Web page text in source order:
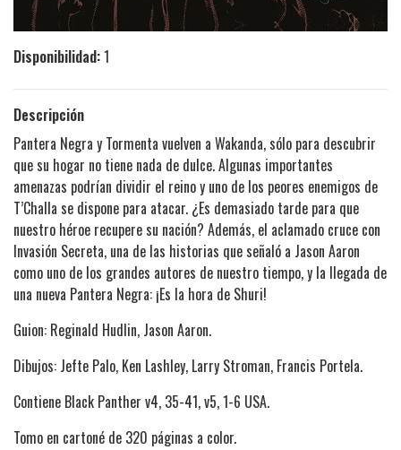
Disponibilidad:1
Descripción
Pantera Negra y Tormenta vuelven a Wakanda, sólo para descubrir
que su hogar no tiene nada de dulce. Algunas importantes
amenazas podrían dividir el reino y uno de los peores enemigos de
T’Challa se dispone para atacar. ¿Es demasiado tarde para que
nuestro héroe recupere su nación? Además, el aclamado cruce con
Invasión Secreta, una de las historias que señaló a Jason Aaron
como uno de los grandes autores de nuestro tiempo, y la llegada de
una nueva Pantera Negra: ¡Es la hora de Shuri!
Guion: Reginald Hudlin, Jason Aaron.
Dibujos: Jefte Palo, Ken Lashley, Larry Stroman, Francis Portela.
Contiene Black Panther v4, 35-41, v5, 1-6 USA.
Tomo en cartoné de 320 páginas a color.